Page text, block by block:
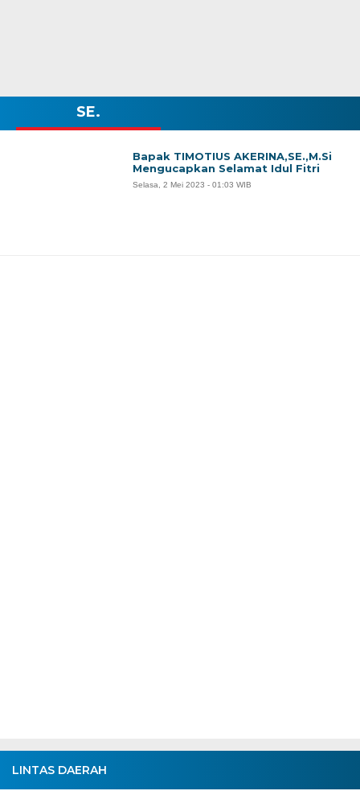
LINTAS DAERAH
SE.
Bapak TIMOTIUS AKERINA,SE.,M.Si
Mengucapkan Selamat Idul Fitri
Selasa, 2 Mei 2023 - 01:03 WIB